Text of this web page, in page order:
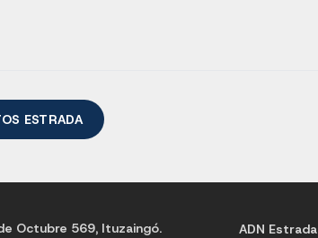
ESTRADA
Octubre 569, Ituzaingó.
ADN Estrada